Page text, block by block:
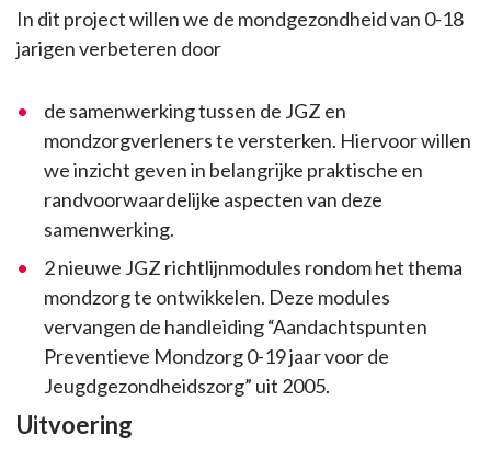
In dit project willen we de mondgezondheid van 0-18
jarigen verbeteren door
de samenwerking tussen de JGZ en
mondzorgverleners te versterken. Hiervoor willen
we inzicht geven in belangrijke praktische en
randvoorwaardelijke aspecten van deze
samenwerking.
2 nieuwe JGZ richtlijnmodules rondom het thema
mondzorg te ontwikkelen. Deze modules
vervangen de handleiding “Aandachtspunten
Preventieve Mondzorg 0-19 jaar voor de
Jeugdgezondheidszorg” uit 2005.
Uitvoering